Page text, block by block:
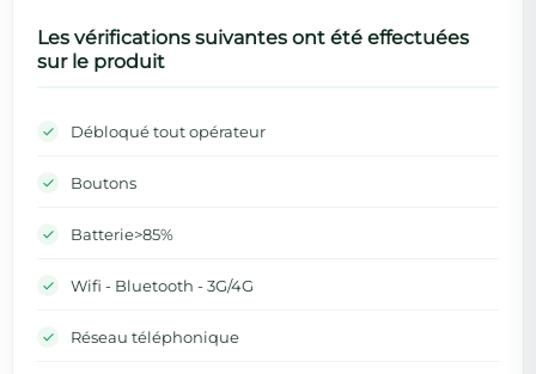
Les vérifications suivantes ont été effectuées
sur le produit
Débloqué tout opérateur
Boutons
Batterie>85%
Wifi - Bluetooth - 3G/4G
Réseau téléphonique